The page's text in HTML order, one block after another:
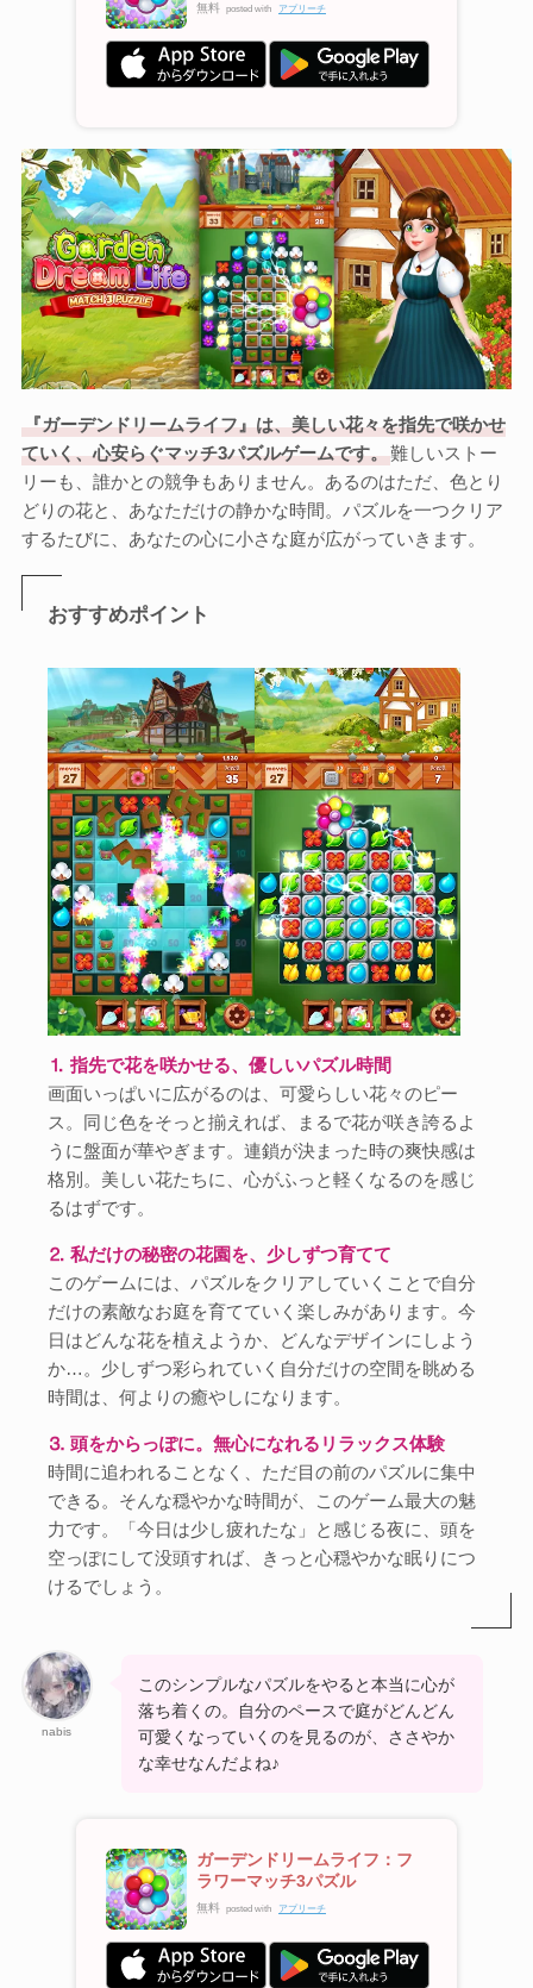
無料 posted with アプリーチ
『ガーデンドリームライフ』は、美しい花々を指先で咲かせ
ていく、心安らぐマッチ3パズルゲームです。難しいストー
リーも、誰かとの競争もありません。あるのはただ、色とり
どりの花と、あなただけの静かな時間。パズルを一つクリア
するたびに、あなたの心に小さな庭が広がっていきます。
おすすめポイント
⒈ 指先で花を咲かせる、優しいパズル時間
画面いっぱいに広がるのは、可愛らしい花々のピー
ス。同じ色をそっと揃えれば、まるで花が咲き誇るよ
うに盤面が華やぎます。連鎖が決まった時の爽快感は
格別。美しい花たちに、心がふっと軽くなるのを感じ
るはずです。
⒉ 私だけの秘密の花園を、少しずつ育てて
このゲームには、パズルをクリアしていくことで自分
だけの素敵なお庭を育てていく楽しみがあります。今
日はどんな花を植えようか、どんなデザインにしよう
か…。少しずつ彩られていく自分だけの空間を眺める
時間は、何よりの癒やしになります。
⒊ 頭をからっぽに。無心になれるリラックス体験
時間に追われることなく、ただ目の前のパズルに集中
できる。そんな穏やかな時間が、このゲーム最大の魅
力です。「今日は少し疲れたな」と感じる夜に、頭を
空っぽにして没頭すれば、きっと心穏やかな眠りにつ
けるでしょう。
nabis
このシンプルなパズルをやると本当に心が
落ち着くの。自分のペースで庭がどんどん
可愛くなっていくのを見るのが、ささやか
な幸せなんだよね♪
ガーデンドリームライフ：フ
ラワーマッチ3パズル
無料 posted with アプリーチ